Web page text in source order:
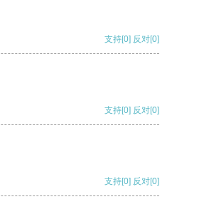
支持[0] 反对[0]
支持[0] 反对[0]
支持[0] 反对[0]